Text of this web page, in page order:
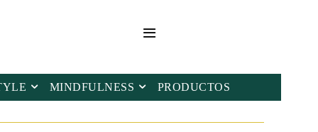
MINDFULNESS PRODUCTOS